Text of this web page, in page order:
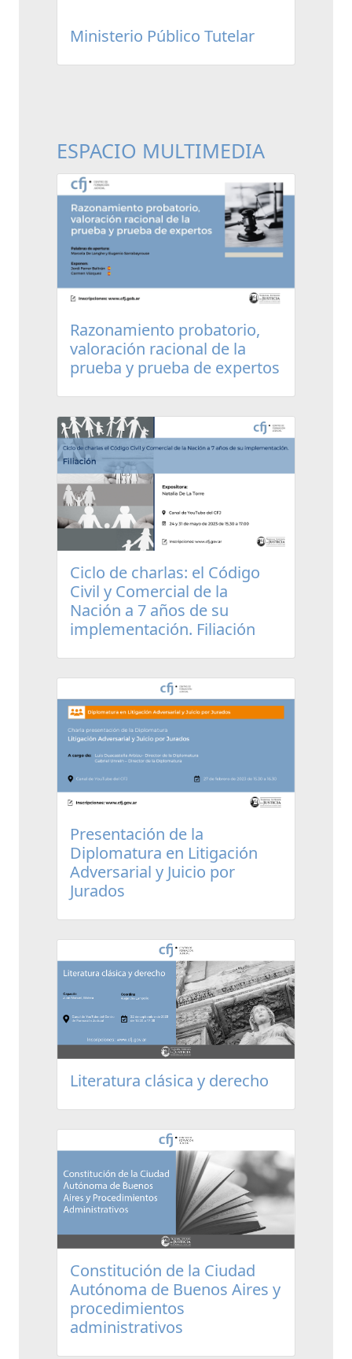
Ministerio Público Tutelar
ESPACIO MULTIMEDIA
Razonamiento probatorio,
valoración racional de la
prueba y prueba de expertos
Ciclo de charlas: el Código
Civil y Comercial de la
Nación a 7 años de su
implementación. Filiación
Presentación de la
Diplomatura en Litigación
Adversarial y Juicio por
Jurados
Literatura clásica y derecho
Constitución de la Ciudad
Autónoma de Buenos Aires y
procedimientos
administrativos